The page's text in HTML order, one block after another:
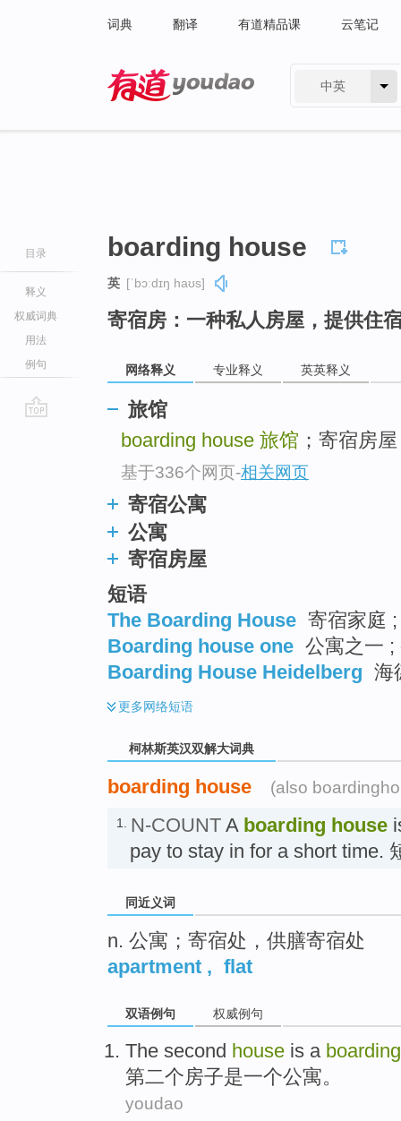
词典 翻译 有道精品课 云笔记
中英
目录
释义
权威词典
用法
例句
boarding house
英 [ˈbɔːdɪŋ haʊs]
寄宿房：一种私人房屋，提供住
网络释义 专业释义 英英释义
旅馆
boarding house 旅馆 ；寄宿房
基于336个网页-相关网页
寄宿公寓
公寓
寄宿房屋
短语
The Boarding House 寄宿家庭
Boarding house one 公寓之一 ;
Boarding House Heidelberg 海
更多网络短语
柯林斯英汉双解大词典
boarding house (also
1. N-COUNT A boarding house
pay to stay in for a short time.
同近义词
n. 公寓；寄宿处，供膳寄宿处
apartment , flat
双语例句 权威例句
The second house is a
第二个房子是一个公寓。
youdao